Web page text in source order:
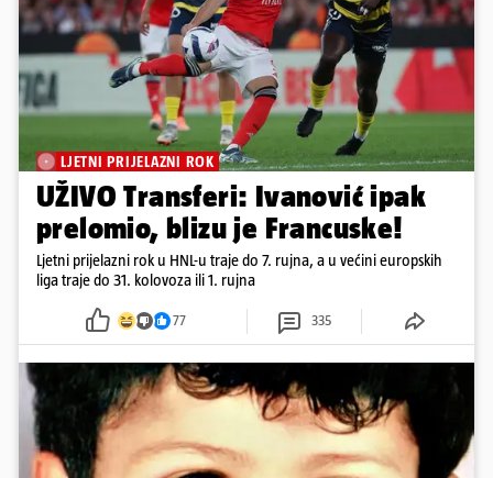
LJETNI PRIJELAZNI ROK
UŽIVO Transferi: Ivanović ipak
prelomio, blizu je Francuske!
Ljetni prijelazni rok u HNL-u traje do 7. rujna, a u većini europskih
liga traje do 31. kolovoza ili 1. rujna
77 335